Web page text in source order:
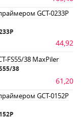
GCT-0233P
44,92
FS55/38 MaxPiler
38
61,20
GCT-0152P